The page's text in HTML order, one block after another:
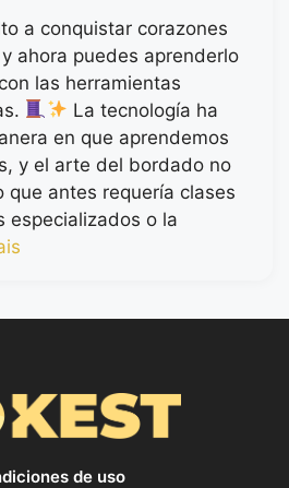
a conquistar corazones
ahora puedes aprenderlo
las herramientas
La tecnología ha
en que aprendemos
y el arte del bordado no
que antes requería clases
especializados o la
de uso